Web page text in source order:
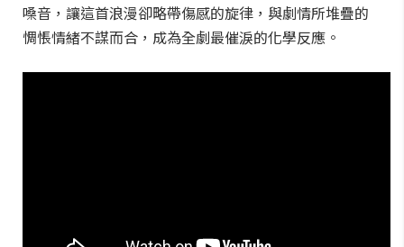
嗓音，讓這首浪漫卻略帶傷感的旋律，與劇情所堆疊的
惆悵情緒不謀而合，成為全劇最催淚的化學反應。